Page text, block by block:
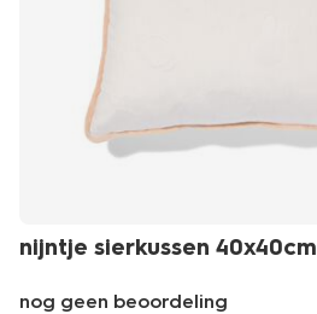
nijntje sierkussen 40x40cm
nog geen beoordeling